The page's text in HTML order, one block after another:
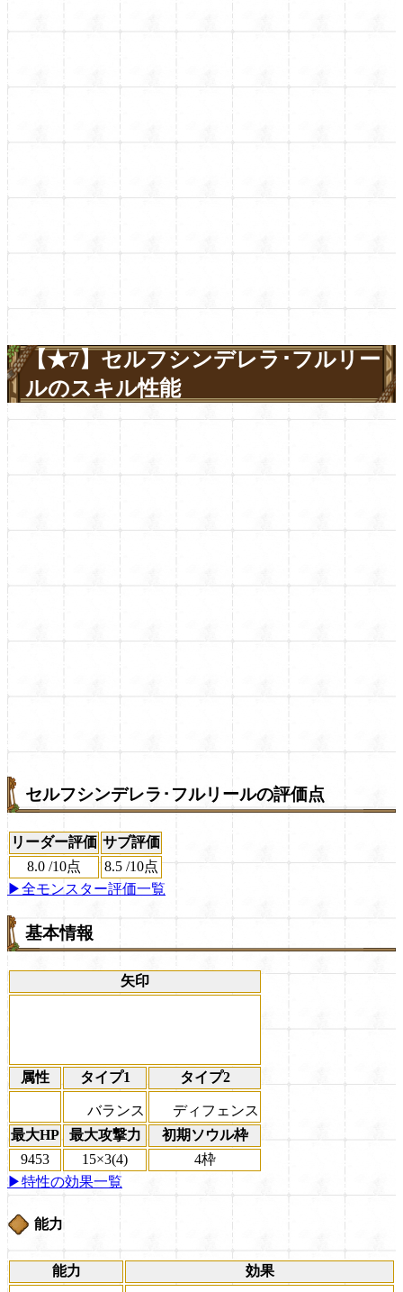
【★7】セルフシンデレラ･フルリー
ルのスキル性能
セルフシンデレラ･フルリールの評価点
リーダー評価 サブ評価
8.0 /10点 8.5 /10点
▶全モンスター評価一覧
基本情報
矢印
属性 タイプ1 タイプ2
バランス
ディフェンス
最大HP
最大攻撃力
初期ソウル枠
9453
15×3(4)
4枠
▶特性の効果一覧
能力
能力 効果